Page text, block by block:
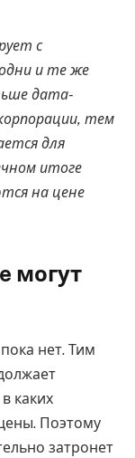
с
и те же
дата-
тем
для
итоге
на цене
могут
нет. Тим
каких
Поэтому
затронет